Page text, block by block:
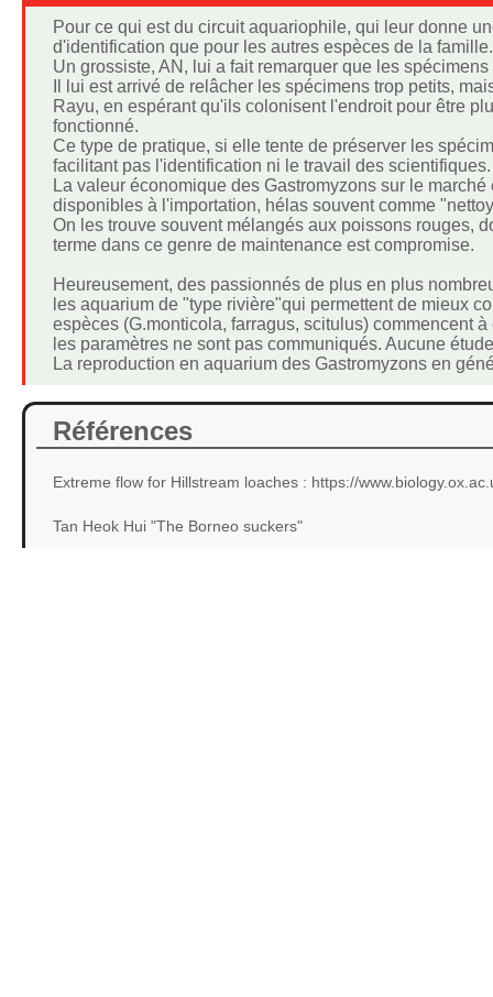
Pour ce qui est du circuit aquariophile, qui leur donne
d'identification que pour les autres espèces de la famille.
Un grossiste, AN, lui a fait remarquer que les
Il lui est arrivé de relâcher les spécimens trop petits,
Rayu, en espérant qu'ils colonisent l'endroit pour être
fonctionné.
Ce type de pratique, si elle tente de préserver les
facilitant pas l'identification ni le travail des scientifiques.
La valeur économique des Gastromyzons sur le
disponibles à l'importation, hélas souvent comme
On les trouve souvent mélangés aux poissons rouges,
terme dans ce genre de maintenance est compromise.
Heureusement, des passionnés de plus en plus
les aquarium de "type rivière"qui permettent de mieux
espèces (G.monticola, farragus, scitulus) commencent
les paramètres ne sont pas communiqués. Aucune
La reproduction en aquarium des Gastromyzons en
Références
Extreme flow for Hillstream loaches : https://
Tan Heok Hui "The Borneo suckers"